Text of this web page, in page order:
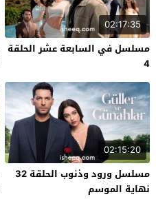
02:17:35
مسلسل في السابعة عشر الحلقة
4
02:15:20
مسلسل ورود وذنوب الحلقة 32
نهاية الموسم